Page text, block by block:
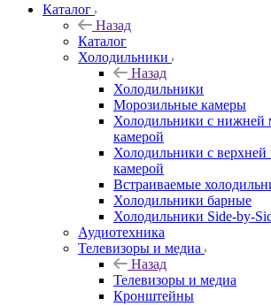
Каталог
Назад
Каталог
Холодильники
Назад
Холодильники
Морозильные камеры
Холодильники с нижней
камерой
Холодильники с верхней
камерой
Встраиваемые
Холодильники барные
Холодильники Side-by-
Аудиотехника
Телевизоры и медиа
Назад
Телевизоры и медиа
Кронштейны